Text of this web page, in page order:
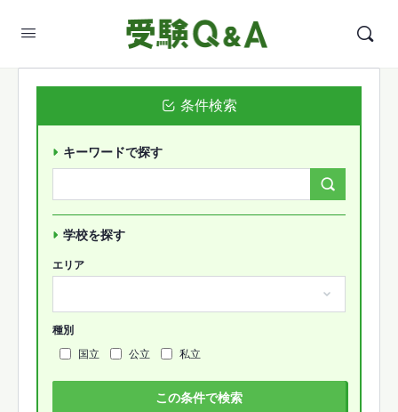
条件検索
キーワードで探す
学校を探す
エリア
種別
国立
公立 私立
この条件で検索